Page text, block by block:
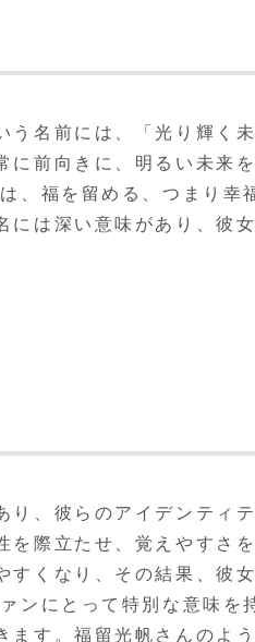
う名前には、「光り輝く
前向きに、明るい未来を
、福を留める、つまり幸
には深い意味があり、彼女
、彼らのアイデンティテ
を際立たせ、覚えやすさを
すくなり、その結果、彼
ンにとって特別な意味を
ます。福留光帆さんのよう